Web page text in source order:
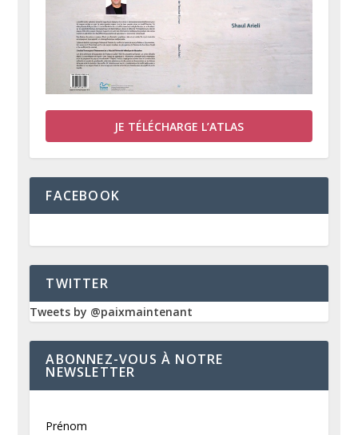
JE TÉLÉCHARGE L’ATLAS
FACEBOOK
TWITTER
Tweets by @paixmaintenant
ABONNEZ-VOUS À NOTRE
NEWSLETTER
Prénom